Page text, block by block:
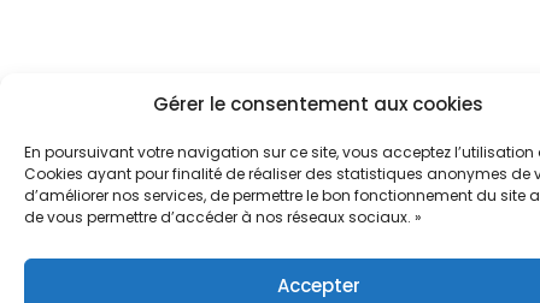
Gérer le consentement aux cookies
En poursuivant votre navigation sur ce site, vous acceptez l’utilisation
Cookies ayant pour finalité de réaliser des statistiques anonymes de
d’améliorer nos services, de permettre le bon fonctionnement du site
de vous permettre d’accéder à nos réseaux sociaux. »
Accepter